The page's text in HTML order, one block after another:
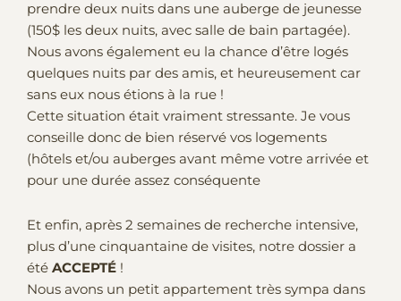
prendre deux nuits dans une auberge de jeunesse
(150$ les deux nuits, avec salle de bain partagée).
Nous avons également eu la chance d’être logés
quelques nuits par des amis, et heureusement car
sans eux nous étions à la rue !
Cette situation était vraiment stressante. Je vous
conseille donc de bien réservé vos logements
(hôtels et/ou auberges avant même votre arrivée et
pour une durée assez conséquente
Et enfin, après 2 semaines de recherche intensive,
plus d’une cinquantaine de visites, notre dossier a
été ACCEPTÉ !
Nous avons un petit appartement très sympa dans